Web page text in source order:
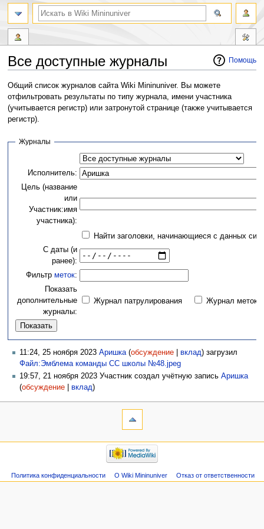
Помощь
Все доступные журналы
Перейти
к
навигации
Перейти
к
поиску
Общий список журналов сайта Wiki Mininuniver. Вы можете
отфильтровать результаты по типу журнала, имени участника
(учитывается регистр) или затронутой странице (также учитывается
регистр).
Журналы
Исполнитель:
Цель (название
или
Участник:имя
участника):
Найти заголовки, начинающиеся с данных
С даты (и
ранее):
Фильтрметок:
Показать
дополнительные
журналы:
Журнал патрулирования Журнал меток
11:24, 25 ноября 2023 Аришка (обсуждение вклад) загрузил
Файл:Эмблема команды СС школы №48.jpeg
19:57, 21 ноября 2023 Участник создал учётную запись Аришка
(обсуждение вклад)
Политика конфиденциальности О Wiki Mininuniver Отказ от ответственности